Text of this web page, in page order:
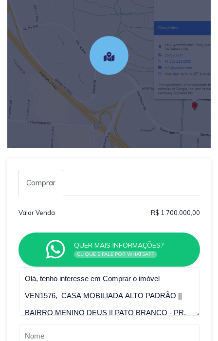
Comprar
Valor Venda R$ 1.700.000,00
QUER MAIS INFORMAÇÕES?
CLIQUE E FALE POR WHATSAPP